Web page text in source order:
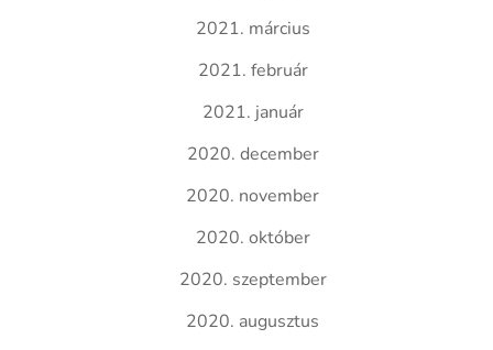
2021. március
2021. február
2021. január
2020. december
2020. november
2020. október
2020. szeptember
2020. augusztus